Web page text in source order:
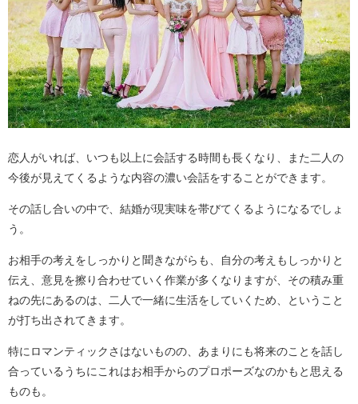
恋人がいれば、いつも以上に会話する時間も長くなり、また二人の
今後が見えてくるような内容の濃い会話をすることができます。
その話し合いの中で、結婚が現実味を帯びてくるようになるでしょ
う。
お相手の考えをしっかりと聞きながらも、自分の考えもしっかりと
伝え、意見を擦り合わせていく作業が多くなりますが、その積み重
ねの先にあるのは、二人で一緒に生活をしていくため、ということ
が打ち出されてきます。
特にロマンティックさはないものの、あまりにも将来のことを話し
合っているうちにこれはお相手からのプロポーズなのかもと思える
ものも。